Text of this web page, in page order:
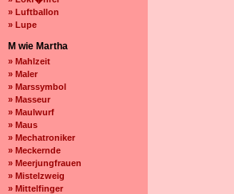
» Luftballon
» Lupe
M wie Martha
» Mahlzeit
» Maler
» Marssymbol
» Masseur
» Maulwurf
» Maus
» Mechatroniker
» Meckernde
» Meerjungfrauen
» Mistelzweig
» Mittelfinger